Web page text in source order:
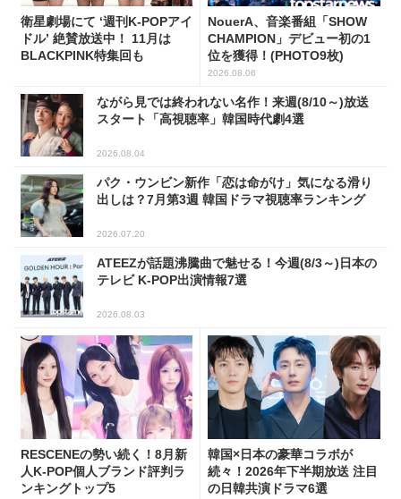
衛星劇場にて ‘週刊K-POPアイ
ドル’ 絶賛放送中！ 11月は
BLACKPINK特集回も
NouerA、音楽番組「SHOW
CHAMPION」デビュー初の1
位を獲得！(PHOTO9枚)
2026.08.06
ながら見では終われない名作！来週(8/10～)放送
スタート「高視聴率」韓国時代劇4選
2026.08.04
パク・ウンビン新作「恋は命がけ」気になる滑り
出しは？7月第3週 韓国ドラマ視聴率ランキング
2026.07.20
ATEEZが話題沸騰曲で魅せる！今週(8/3～)日本の
テレビ K-POP出演情報7選
2026.08.03
RESCENEの勢い続く！8月新
人K-POP個人ブランド評判ラ
ンキングトップ5
韓国×日本の豪華コラボが
続々！2026年下半期放送 注目
の日韓共演ドラマ6選